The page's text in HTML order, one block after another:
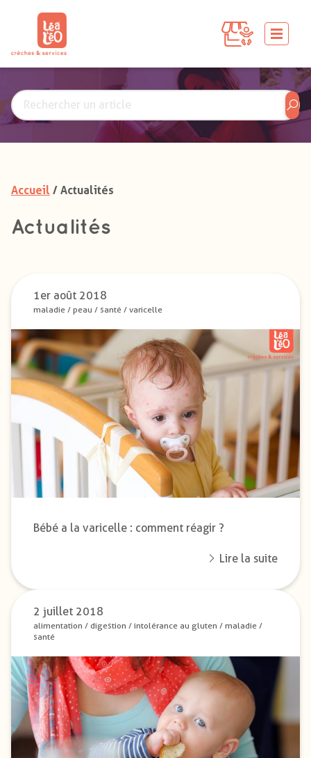
Accueil / Actualités
Actualités
1er août 2018
maladie / peau / santé / varicelle
Bébé a la varicelle : comment réagir ?
Lire la suite
2 juillet 2018
alimentation / digestion / intolérance au gluten / maladie /
santé